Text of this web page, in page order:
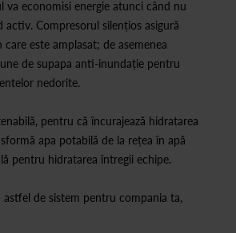
va economisi energie atunci când nu
Compresorul silențios asigură
este amplasat; de asemenea
de supapa anti-inundație pentru
nedorite.
pentru că încurajează hidratarea
apa potabilă de la rețea în apă
pentru hidratarea întregii echipe.
de sistem pentru compania ta,